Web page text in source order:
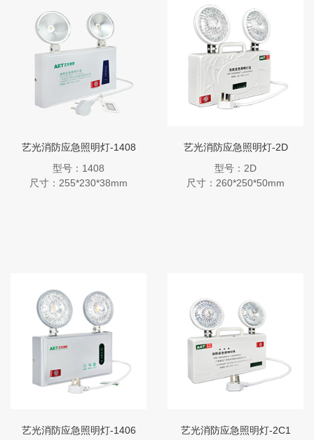
艺光消防应急照明灯-1408
型号：1408
尺寸：255*230*38mm
艺光消防应急照明灯-2D
型号：2D
尺寸：260*250*50mm
艺光消防应急照明灯-1406 艺光消防应急照明灯-2C1